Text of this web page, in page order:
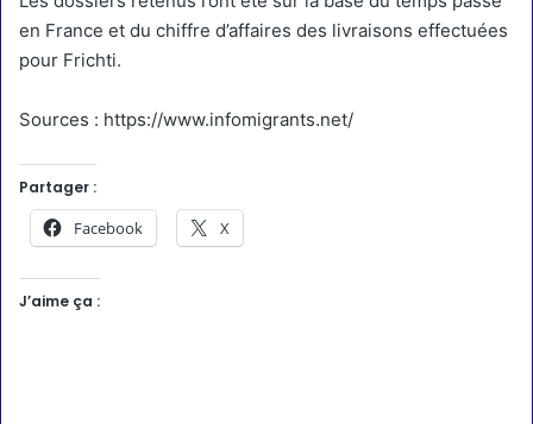
en France et du chiffre d’affaires des livraisons effectuées
pour Frichti.
Sources : https://www.infomigrants.net/
Partager :
Facebook X
J’aime ça :